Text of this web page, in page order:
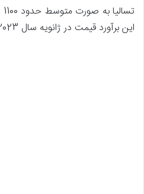
این برآورد قیمت در ژانویه سال 2023 انجام شده است.